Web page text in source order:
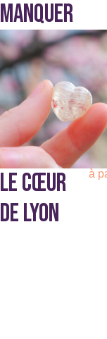
MANQUER
LE CŒUR
DE LYON
à
Ce
produit
a
plusieurs
variations.
Les
options
peuvent
être
choisies
sur
page